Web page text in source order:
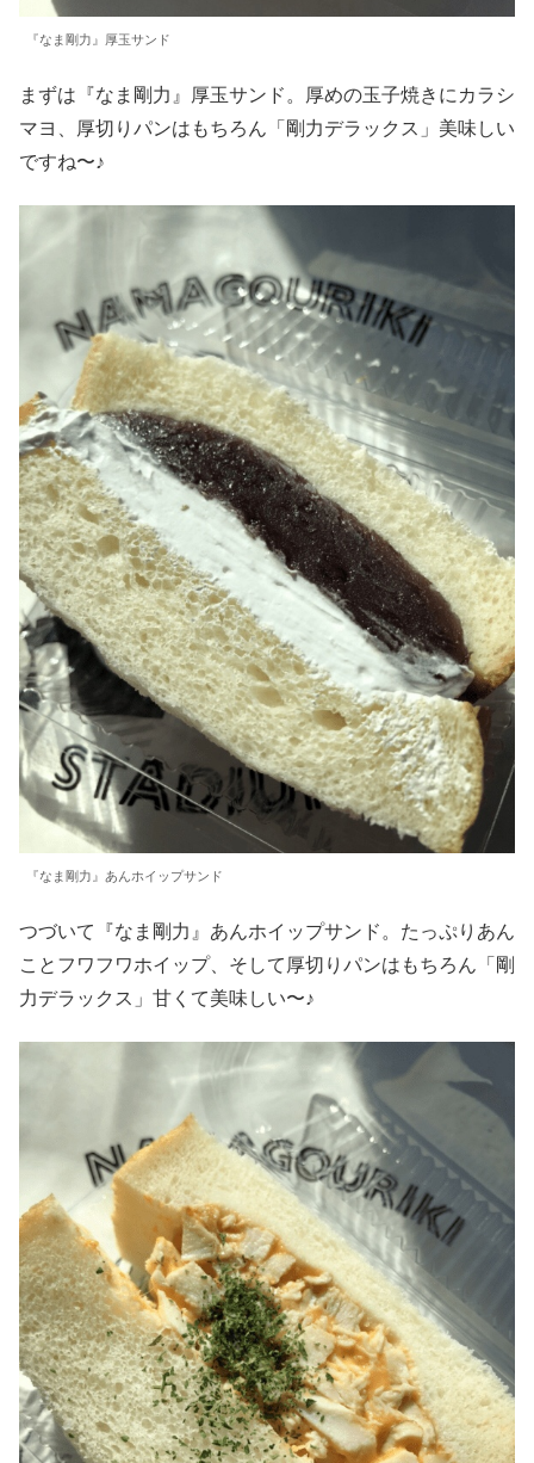
『なま剛力』厚玉サンド
まずは『なま剛力』厚玉サンド。厚めの玉子焼きにカラシ
マヨ、厚切りパンはもちろん「剛力デラックス」美味しい
ですね〜♪
『なま剛力』あんホイップサンド
つづいて『なま剛力』あんホイップサンド。たっぷりあん
ことフワフワホイップ、そして厚切りパンはもちろん「剛
力デラックス」甘くて美味しい〜♪